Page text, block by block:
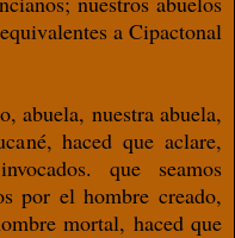
a Cipactonal
abuela, nuestra abuela,
haced que aclare,
que seamos
por el hombre creado,
mortal, haced que